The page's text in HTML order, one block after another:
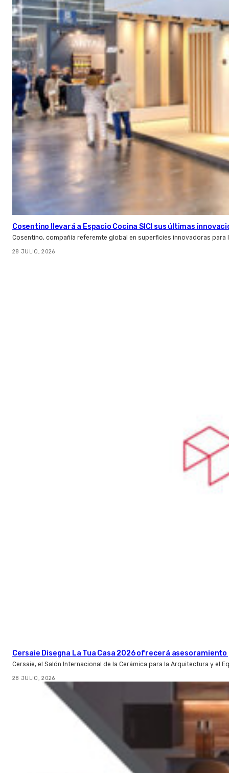
Cosentino llevará a Espacio Cocina SICI sus últimas
Cosentino, compañía referemte global en superficies innovadoras
28 JULIO, 2026
Cersaie Disegna La Tua Casa 2026 ofrecerá
Cersaie, el Salón Internacional de la Cerámica para la Arquitectura y el
28 JULIO, 2026